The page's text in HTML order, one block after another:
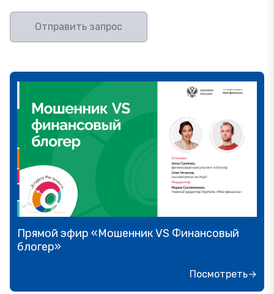
Отправить запрос
Прямой эфир «Мошенник VS Финансовый
блогер»
Посмотреть→